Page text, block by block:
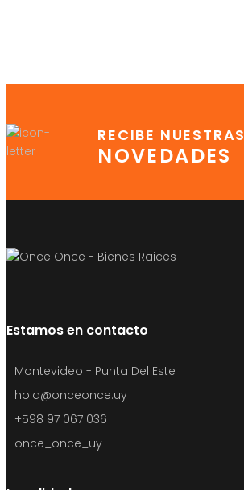
RECIBE NUESTRAS
NOVEDADES
Estamos en contacto
Montevideo - Punta Del Este
hola@onceonce.uy
+598 97 067 036
once_once_uy